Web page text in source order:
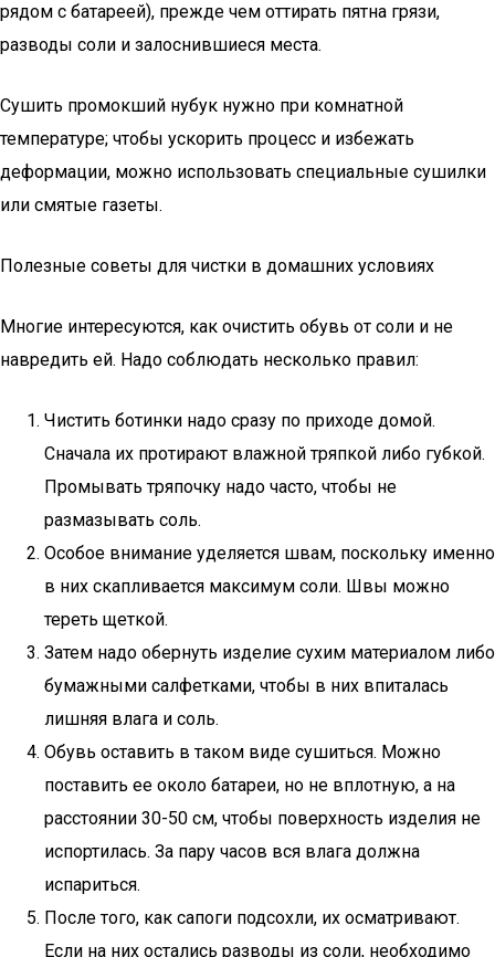
рядом с батареей), прежде чем оттирать пятна грязи,
разводы соли и залоснившиеся места.
Сушить промокший нубук нужно при комнатной
температуре; чтобы ускорить процесс и избежать
деформации, можно использовать специальные сушилки
или смятые газеты.
Полезные советы для чистки в домашних условиях
Многие интересуются, как очистить обувь от соли и не
навредить ей. Надо соблюдать несколько правил:
Чистить ботинки надо сразу по приходе домой.
Сначала их протирают влажной тряпкой либо губкой.
Промывать тряпочку надо часто, чтобы не
размазывать соль.
Особое внимание уделяется швам, поскольку именно
в них скапливается максимум соли. Швы можно
тереть щеткой.
Затем надо обернуть изделие сухим материалом либо
бумажными салфетками, чтобы в них впиталась
лишняя влага и соль.
Обувь оставить в таком виде сушиться. Можно
поставить ее около батареи, но не вплотную, а на
расстоянии 30-50 см, чтобы поверхность изделия не
испортилась. За пару часов вся влага должна
испариться.
После того, как сапоги подсохли, их осматривают.
Если на них остались разводы из соли, необходимо